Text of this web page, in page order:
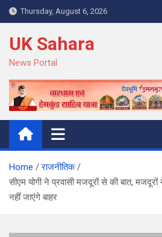
Skip
to
content
Thursday, August 6, 2026
UK Sahara
News Portal
Home
राजनीतिक
सीएम योगी ने प्रवासी मजदूरों से की बात, मजदूरों
नहीं जाएंगे बाहर